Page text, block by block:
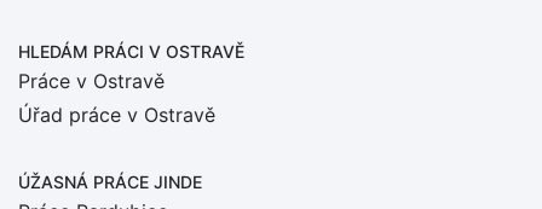
HLEDÁM PRÁCI V OSTRAVĚ
Práce v Ostravě
Úřad práce v Ostravě
ÚŽASNÁ PRÁCE JINDE